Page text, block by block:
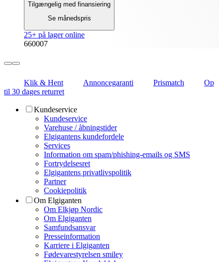
Tilgængelig med finansiering
Se månedspris
25+ på lager online
660007
Klik & Hent Annoncegaranti Prismatch
Op
til 30 dages returret
Kundeservice
Kundeservice
Varehuse / åbningstider
Elgigantens kundefordele
Services
Information om spam/phishing-emails og SMS
Fortrydelsesret
Elgigantens privatlivspolitik
Partner
Cookiepolitik
Om Elgiganten
Om Elkjøp Nordic
Om Elgiganten
Samfundsansvar
Presseinformation
Karriere i Elgiganten
Fødevarestyrelsen smiley